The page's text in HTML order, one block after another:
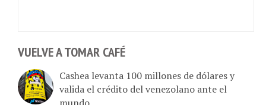
VUELVE A TOMAR CAFÉ
Cashea levanta 100 millones de dólares y
valida el crédito del venezolano ante el
mundo